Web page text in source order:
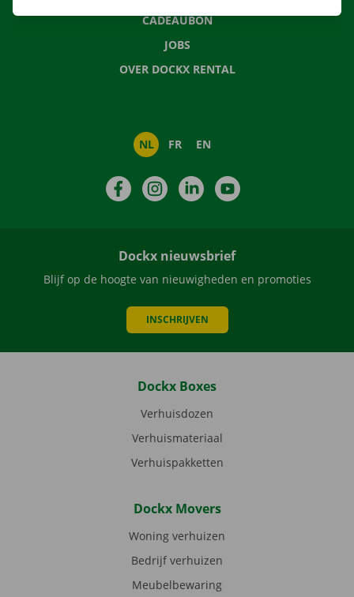
CADEAUBON
JOBS
OVER DOCKX RENTAL
NL FR EN
FacebookInstagramLinkedIn
Dockx nieuwsbrief
Blijf op de hoogte van nieuwigheden en promoties
INSCHRIJVEN
Dockx Boxes
Verhuisdozen
Verhuismateriaal
Verhuispakketten
Dockx Movers
Woning verhuizen
Bedrijf verhuizen
Meubelbewaring